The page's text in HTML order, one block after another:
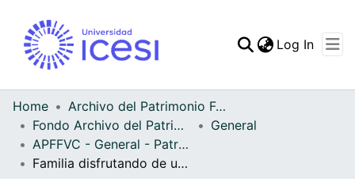
Statistics
Log In
Home
Archivo del Patrimonio Fotográfico y Fílmico del Valle del Cauca
Fondo Archivo del Patrimonio Fotográfico y Fílmico del Valle del Cauca
General
APFFVC - General - Patrimonial
Familia disfrutando de un agradable paseo al río Cali